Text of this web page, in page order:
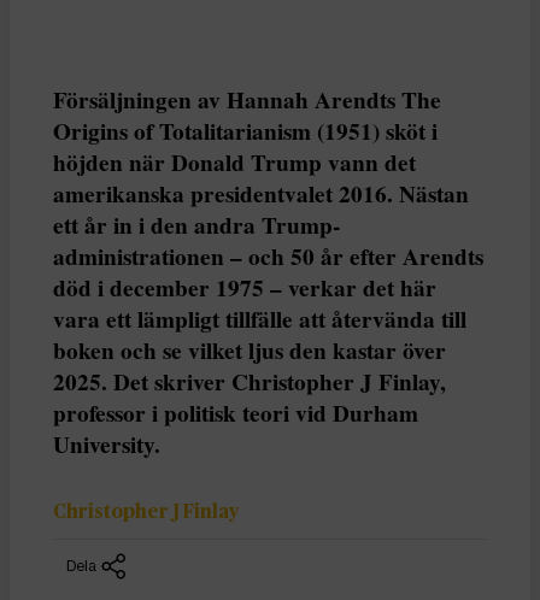
Försäljningen av Hannah Arendts The
Origins of Totalitarianism (1951) sköt i
höjden när Donald Trump vann det
amerikanska presidentvalet 2016. Nästan
ett år in i den andra Trump-
administrationen – och 50 år efter Arendts
död i december 1975 – verkar det här
vara ett lämpligt tillfälle att återvända till
boken och se vilket ljus den kastar över
2025. Det skriver Christopher J Finlay,
professor i politisk teori vid Durham
University.
Christopher J Finlay
Dela